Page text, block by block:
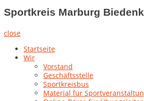
Sportkreis Marburg
close
Startseite
Wir
Vorstand
Geschäftsstelle
Sportkreisbus
Material für